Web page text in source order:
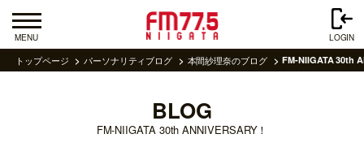
MENU LOGIN
トップページ パーソナリティブログ 本間紗理奈のブログ FM-NIIGATA 30th
BLOG
FM-NIIGATA 30th ANNIVERSARY！